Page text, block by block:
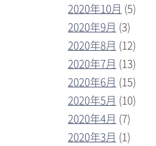
2020年10月 (5)
2020年9月 (3)
2020年8月 (12)
2020年7月 (13)
2020年6月 (15)
2020年5月 (10)
2020年4月 (7)
2020年3月 (1)